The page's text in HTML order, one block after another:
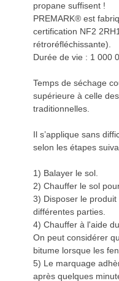
propane suffisent !
PREMARK® est
certification NF2
rétroréfléchissante).
Durée de vie : 1 000
Temps de séchage
supérieure à celle
traditionnelles.
Il s’applique sans
selon les étapes
1) Balayer le sol.
2) Chauffer le sol
3) Disposer le
différentes parties.
4) Chauffer à l'aide
On peut considérer
bitume lorsque les
5) Le marquage
après quelques